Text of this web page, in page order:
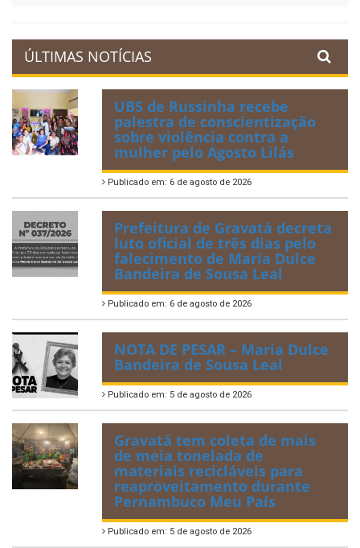
ÚLTIMAS NOTÍCIAS
UBS de Russinha recebe
palestra de conscientização
sobre violência contra a
mulher pelo Agosto Lilás
Publicado em: 6 de agosto de 2026
Prefeitura de Gravatá decreta
luto oficial de três dias pelo
falecimento de Maria Dulce
Bandeira de Sousa Leal
Publicado em: 6 de agosto de 2026
NOTA DE PESAR – Maria Dulce
Bandeira de Sousa Leal
Publicado em: 5 de agosto de 2026
Gravatá tem coleta de mais
de meia tonelada de
materiais recicláveis para
reaproveitamento durante
Pernambuco Meu País
Publicado em: 5 de agosto de 2026